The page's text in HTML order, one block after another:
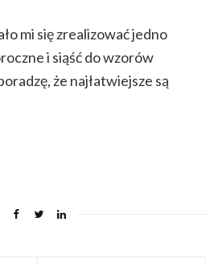
mi się zrealizować jedno
i siąść do wzorów
że najłatwiejsze są